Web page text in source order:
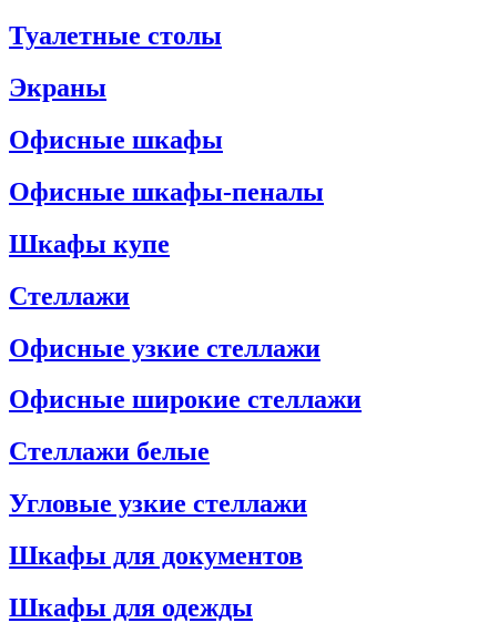
Туалетные столы
Экраны
Офисные шкафы
Офисные шкафы-пеналы
Шкафы купе
Стеллажи
Офисные узкие стеллажи
Офисные широкие стеллажи
Стеллажи белые
Угловые узкие стеллажи
Шкафы для документов
Шкафы для одежды